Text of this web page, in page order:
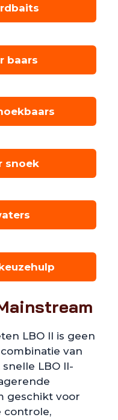
baars
snoek
LBO II is geen
van
LBO II-
geschikt voor
controle,